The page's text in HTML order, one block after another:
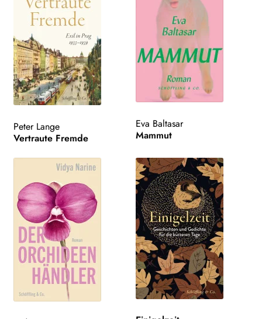
Peter Lange
Vertraute Fremde
Eva Baltasar
Mammut